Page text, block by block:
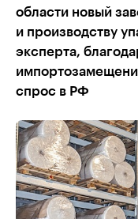
области новый
и производству
эксперта,
спрос в РФ